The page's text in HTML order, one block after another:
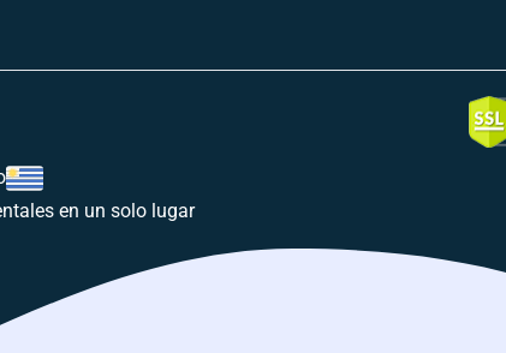
en un solo lugar